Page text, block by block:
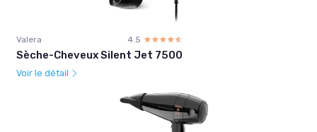
Valera 4.5 ☆☆☆☆☆
★★★★★
Sèche-Cheveux Silent Jet 7500
Voir le détail